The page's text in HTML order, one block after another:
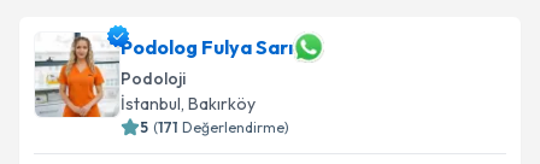
Podolog Fulya Sarı
Podoloji
İstanbul, Bakırköy
5 (171 Değerlendirme)